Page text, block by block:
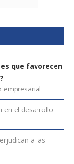
que favorecen
empresarial.
en el desarrollo
a las